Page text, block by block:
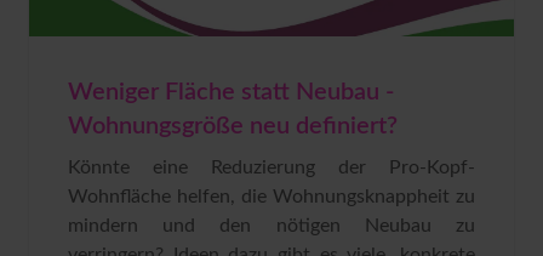
Weniger Fläche statt Neubau -
Wohnungsgröße neu definiert?
Könnte eine Reduzierung der Pro-Kopf-
Wohnfläche helfen, die Wohnungsknappheit zu
mindern und den nötigen Neubau zu